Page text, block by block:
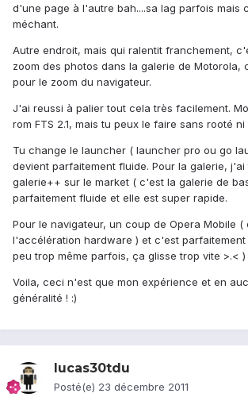
d'une page à l'autre bah....sa lag parfois mais
méchant.
Autre endroit, mais qui ralentit franchement,
zoom des photos dans la galerie de Motorola,
pour le zoom du navigateur.
J'ai reussi à palier tout cela très facilement.
rom FTS 2.1, mais tu peux le faire sans rooté ni
Tu change le launcher ( launcher pro ou go
devient parfaitement fluide. Pour la galerie,
galerie++ sur le market ( c'est la galerie de
parfaitement fluide et elle est super rapide.
Pour le navigateur, un coup de Opera Mobile (
l'accélération hardware ) et c'est
peu trop même parfois, ça glisse trop vite >.< )
Voila, ceci n'est que mon expérience et en
généralité ! :)
lucas30tdu
Posté(e) 23 décembre 2011